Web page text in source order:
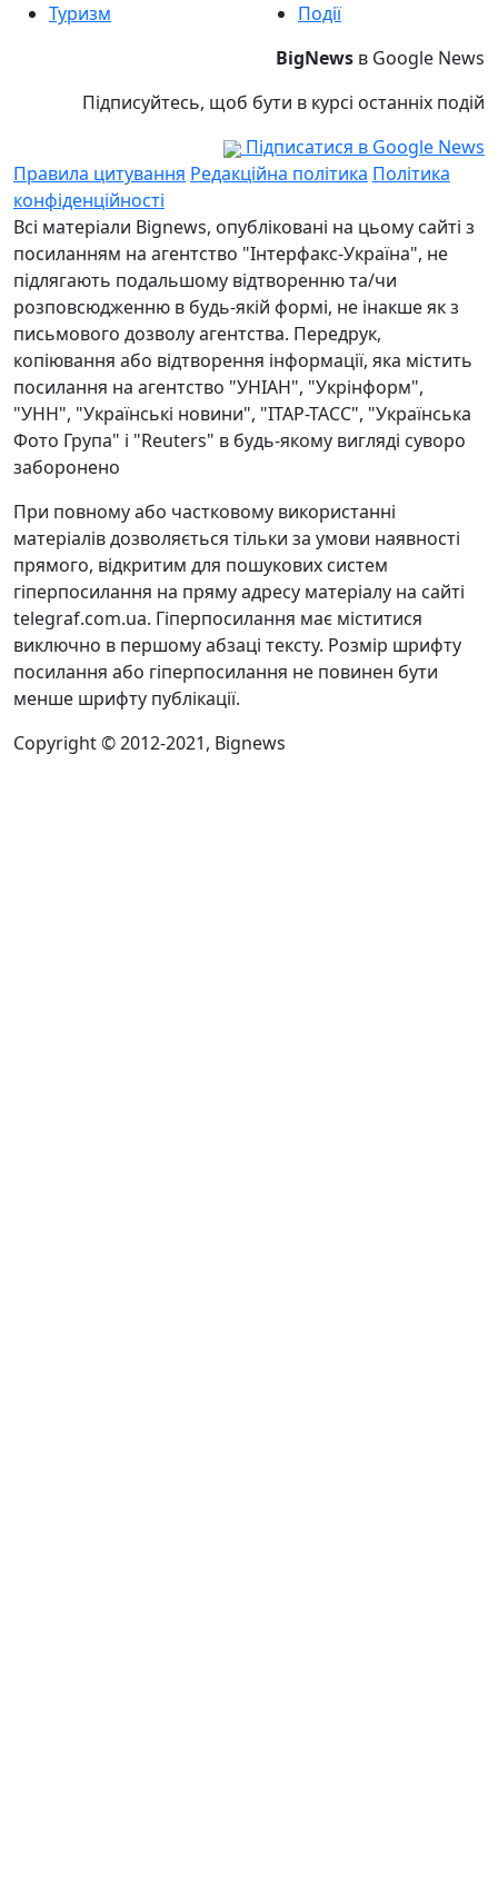
Туризм
Події
BigNews в Google News
Підписуйтесь, щоб бути в курсі останніх подій
Підписатися в Google News
Правила цитування Редакційна політика Політика
конфіденційності
Всі матеріали Bignews, опубліковані на цьому сайті з
посиланням на агентство "Інтерфакс-Україна", не
підлягають подальшому відтворенню та/чи
розповсюдженню в будь-якій формі, не інакше як з
письмового дозволу агентства. Передрук,
копіювання або відтворення інформації, яка містить
посилання на агентство "УНІАН", "Укрінформ",
"УНН", "Українські новини", "ІТАР-ТАСС", "Українська
Фото Група" і "Reuters" в будь-якому вигляді суворо
заборонено
При повному або частковому використанні
матеріалів дозволяється тільки за умови наявності
прямого, відкритим для пошукових систем
гіперпосилання на пряму адресу матеріалу на сайті
telegraf.com.ua. Гіперпосилання має міститися
виключно в першому абзаці тексту. Розмір шрифту
посилання або гіперпосилання не повинен бути
менше шрифту публікації.
Copyright © 2012-2021, Bignews